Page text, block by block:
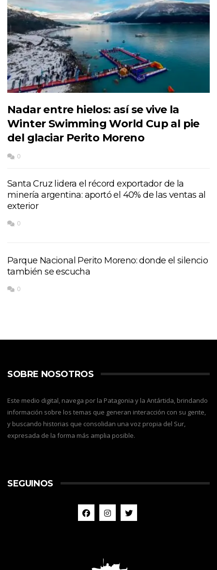
Nadar entre hielos: así se vive la
Winter Swimming World Cup al pie
del glaciar Perito Moreno
0
Santa Cruz lidera el récord exportador de la
minería argentina: aportó el 40% de las ventas al
exterior
0
Parque Nacional Perito Moreno: donde el silencio
también se escucha
0
SOBRE NOSOTROS
Este medio digital, navega por la Patagonia y la Antártida, brindando
información sobre los temas que generan interacción con su gente,
y buscando historias que consolidan una voz propia del Sur,
expresada de la forma más amplia posible.
SEGUINOS